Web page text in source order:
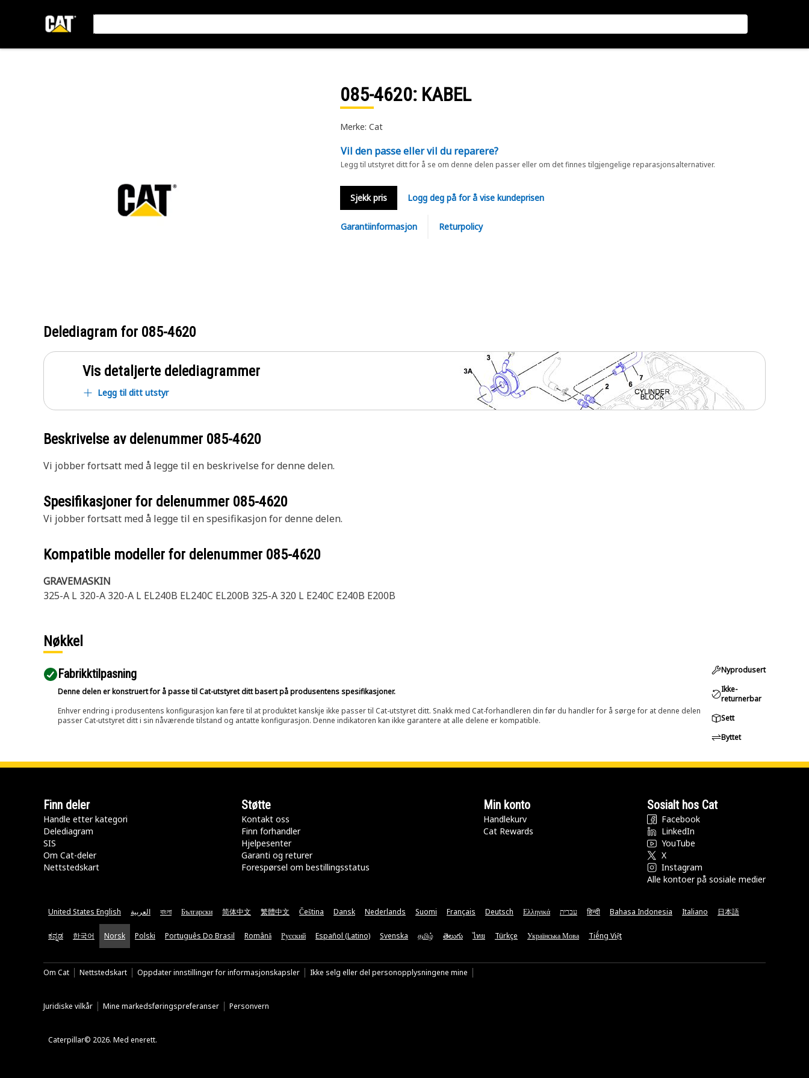
085-4620: KABEL
Merke: Cat
Vil den passe eller vil du reparere?
Legg til utstyret ditt for å se om denne delen passer eller om det finnes tilgjengelige reparasjonsalternativer.
Sjekk pris Logg deg på for å vise kundeprisen
Garantiinformasjon Returpolicy
Delediagram for 085-4620
Vis detaljerte delediagrammer
Legg til ditt utstyr
Beskrivelse av delenummer 085-4620
Vi jobber fortsatt med å legge til en beskrivelse for denne delen.
Spesifikasjoner for delenummer 085-4620
Vi jobber fortsatt med å legge til en spesifikasjon for denne delen.
Kompatible modeller for delenummer 085-4620
GRAVEMASKIN
325-A L 320-A 320-A L EL240B EL240C EL200B 325-A 320 L E240C E240B E200B
Nøkkel
Fabrikktilpasning
Denne delen er konstruert for å passe til Cat-utstyret ditt basert på produsentens spesifikasjoner.
Enhver endring i produsentens konfigurasjon kan føre til at produktet kanskje ikke passer til Cat-utstyret ditt. Snakk med Cat-forhandleren din før du handler for å sørge for at denne delen
passer Cat-utstyret ditt i sin nåværende tilstand og antatte konfigurasjon. Denne indikatoren kan ikke garantere at alle delene er kompatible.
Nyprodusert
Ikke-
returnerbar
Sett
Byttet
Finn deler
Handle etter kategori
Delediagram
SIS
Om Cat-deler
Nettstedskart
Støtte
Kontakt oss
Finn forhandler
Hjelpesenter
Garanti og returer
Forespørsel om bestillingsstatus
Min konto
Handlekurv
Cat Rewards
Sosialt hos Cat
Facebook
LinkedIn
YouTube
X
Instagram
Alle kontoer på sosiale medier
United States English العربية বাংলা Български 简体中文 繁體中文 Čeština Dansk Nederlands Suomi Français Deutsch Ελληνικά עברית हिन्दी Bahasa Indonesia Italiano 日本語
ಕನ್ನಡ 한국어 Norsk Polski Português Do Brasil Română Русский Español (Latino) Svenska தமிழ் తెలుగు ไทย Türkçe Українська Мова Tiếng Việt
Om Cat Nettstedskart Oppdater innstillinger for informasjonskapsler Ikke selg eller del personopplysningene mine
Juridiske vilkår Mine markedsføringspreferanser Personvern
Caterpillar© 2026. Med enerett.